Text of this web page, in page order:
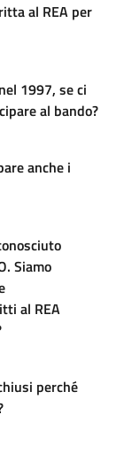
al REA per
1997, se ci
al bando?
anche i
Siamo
al REA
perché